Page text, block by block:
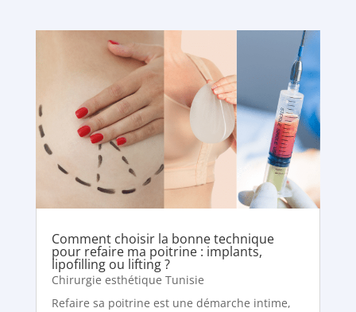
Comment choisir la bonne technique
pour refaire ma poitrine : implants,
lipofilling ou lifting ?
Chirurgie esthétique Tunisie
Refaire sa poitrine est une démarche intime,